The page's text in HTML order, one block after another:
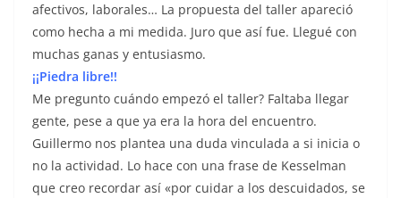
afectivos, laborales… La propuesta del taller apareció
como hecha a mi medida. Juro que así fue. Llegué con
muchas ganas y entusiasmo.
¡¡Piedra libre!!
Me pregunto cuándo empezó el taller? Faltaba llegar
gente, pese a que ya era la hora del encuentro.
Guillermo nos plantea una duda vinculada a si inicia o
no la actividad. Lo hace con una frase de Kesselman
que creo recordar así «por cuidar a los descuidados, se